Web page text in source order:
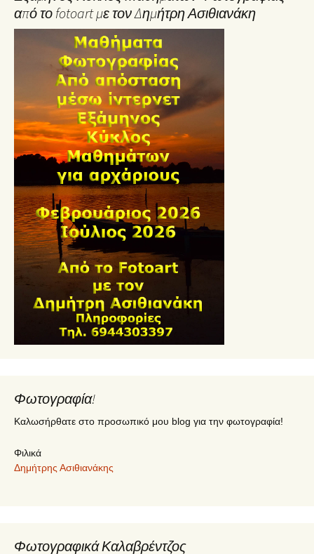
από το fotoart με τον Δημήτρη Ασιθιανάκη
Φωτογραφία!
Καλωσήρθατε στο προσωπικό μου blog για την φωτογραφία!
Φιλικά
Δημήτρης Ασιθιανάκης
Φωτογραφικά Καλαβρέντζος